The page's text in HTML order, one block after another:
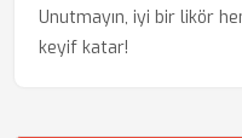
Unutmayın, iyi bir likör
keyif katar!